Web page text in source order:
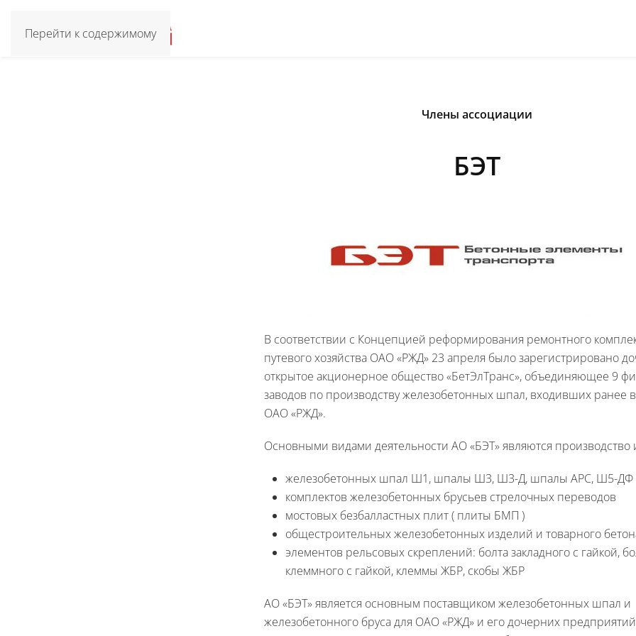
Перейти к содержимому
Члены ассоциации
БЭТ
В соответствии с Концепцией реформирования ремонтного
путевого хозяйства ОАО «РЖД» 23 апреля было зарегистрировано
открытое акционерное общество «БетЭлТранс», объединяющее 9
заводов по производству железобетонных шпал, входивших ранее в
ОАО «РЖД».
Основными видами деятельности АО «БЭТ» являются производство
железобетонных шпал Ш1, шпалы Ш3, Ш3-Д, шпалы АРС, Ш5-ДФ
комплектов железобетонных брусьев стрелочных переводов
мостовых безбалластных плит ( плиты БМП )
общестроительных железобетонных изделий и товарного
элементов рельсовых скреплений: болта закладного с гайкой,
клеммного с гайкой, клеммы ЖБР, скобы ЖБР
АО «БЭТ» является основным поставщиком железобетонных шпал и
железобетонного бруса для ОАО «РЖД» и его дочерних